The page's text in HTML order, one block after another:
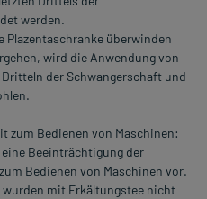
werden.
Plazentaschranke überwinden
wird die Anwendung von
der Schwangerschaft und
zum Bedienen von Maschinen:
Beeinträchtigung der
Bedienen von Maschinen vor.
mit Erkältungstee nicht